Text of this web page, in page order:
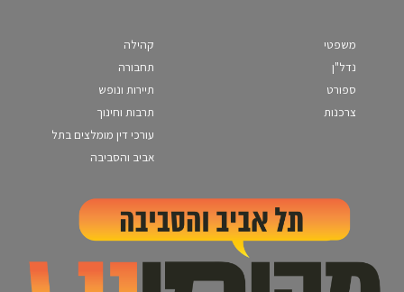
משפטי
נדל"ן
ספורט
צרכנות
קהילה
תחבורה
תיירות ונופש
תרבות וחינוך
עורכי דין מומלצים בתל
אביב והסביבה